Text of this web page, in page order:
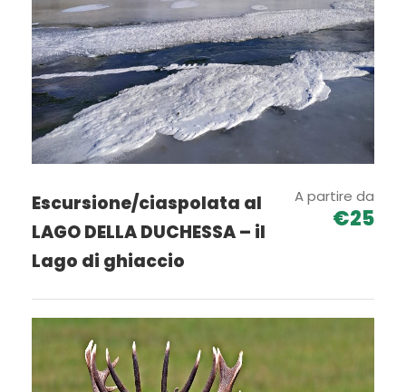
Non incluso:pranzo al sacco e ristoro
NOTA: L’escursione potrà essere annullata per avverse
condizioni meteo e al non raggiungimento del numero
minimo di partecipanti
In caso di sopraggiunte situazioni di potenziale pericolo
qualsiasi momento
Di seguito potrai vedere tutte le caratteristiche di
questo tour:
Equipaggiamento necessario per affrontare
l’escursione
Informazioni generali sul trekking
Escursione/ciaspolata al
LAGO DELLA DUCHESSA – il
Lago di ghiaccio
A partire da
€25